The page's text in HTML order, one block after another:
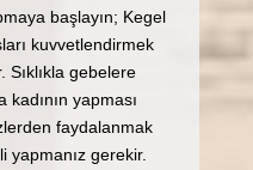
başlayın; Kegel
kuvvetlendirmek
gebelere
yapması
faydalanmak
yapmanız gerekir.